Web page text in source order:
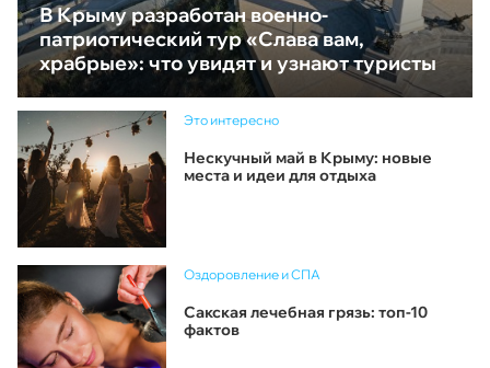
В Крыму разработан военно-
патриотический тур «Слава вам,
храбрые»: что увидят и узнают туристы
Это интересно
Нескучный май в Крыму: новые
места и идеи для отдыха
Оздоровление и СПА
Сакская лечебная грязь: топ-10
фактов